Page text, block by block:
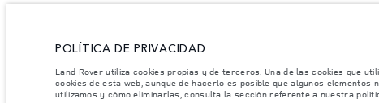
Nota importante sobre imágenes y especificaciones.
dinámica y como resultado de ella, el uso de fotografías en este sitio web puede no
Jaguar Land Rover Limited busca constantemente nuevas formas de mejorar las
modelo, algunas funciones serán opcionales o vendrán incluidas de serie. La
POLÍTICA DE PRIVACIDAD
Land Rover utiliza cookies propias y de terceros. Una de las cookies que
cookies de esta web, aunque de hacerlo es posible que algunos
utilizamos y cómo eliminarlas, consulta la sección referente a nuestra